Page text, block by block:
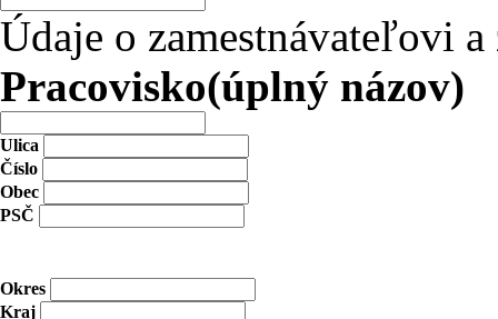
Údaje o zamestnávateľovi a
Pracovisko(úplný názov)
Ulica
Číslo
Obec
PSČ
Okres
Kraj